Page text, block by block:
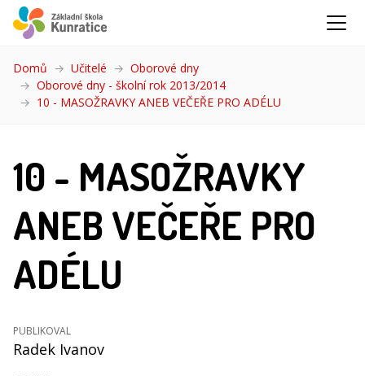
Domů Učitelé
Oborové dny
Oborové dny - školní rok 2013/2014
10 - MASOŽRAVKY ANEB VEČEŘE PRO ADÉLU
10 - MASOŽRAVKY
ANEB VEČEŘE PRO
ADÉLU
PUBLIKOVAL
Radek Ivanov